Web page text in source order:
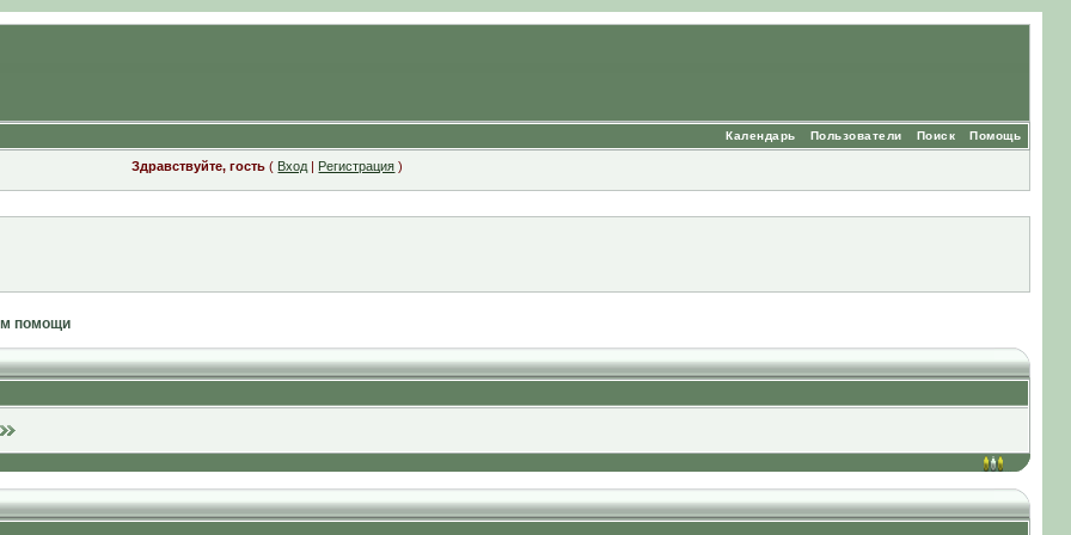
Помощь
Поиск
Пользователи
Календарь
Здравствуйте, гость ( Вход | Регистрация )
помощи